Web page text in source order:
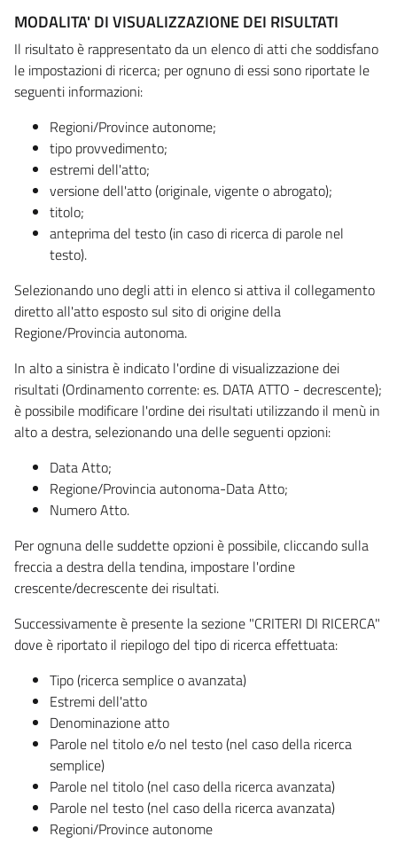
MODALITA' DI VISUALIZZAZIONE DEI RISULTATI
Il risultato è rappresentato da un elenco di atti che soddisfano
le impostazioni di ricerca; per ognuno di essi sono riportate le
seguenti informazioni:
Regioni/Province autonome;
tipo provvedimento;
estremi dell'atto;
versione dell'atto (originale, vigente o abrogato);
titolo;
anteprima del testo (in caso di ricerca di parole nel
testo).
Selezionando uno degli atti in elenco si attiva il collegamento
diretto all'atto esposto sul sito di origine della
Regione/Provincia autonoma.
In alto a sinistra è indicato l'ordine di visualizzazione dei
risultati (Ordinamento corrente: es. DATA ATTO - decrescente);
è possibile modificare l'ordine dei risultati utilizzando il menù in
alto a destra, selezionando una delle seguenti opzioni:
Data Atto;
Regione/Provincia autonoma-Data Atto;
Numero Atto.
Per ognuna delle suddette opzioni è possibile, cliccando sulla
freccia a destra della tendina, impostare l'ordine
crescente/decrescente dei risultati.
Successivamente è presente la sezione "CRITERI DI RICERCA"
dove è riportato il riepilogo del tipo di ricerca effettuata:
Tipo (ricerca semplice o avanzata)
Estremi dell'atto
Denominazione atto
Parole nel titolo e/o nel testo (nel caso della ricerca
semplice)
Parole nel titolo (nel caso della ricerca avanzata)
Parole nel testo (nel caso della ricerca avanzata)
Regioni/Province autonome